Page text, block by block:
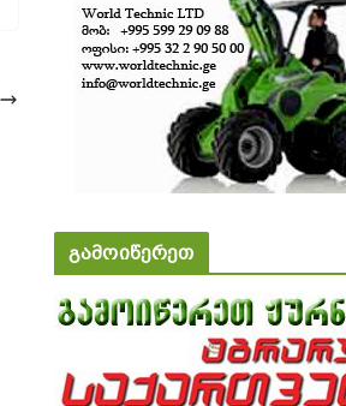
გამოიწერეთ